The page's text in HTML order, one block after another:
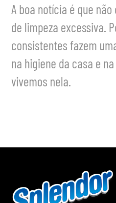
A boa notícia é que
de limpeza excessiva.
consistentes fazem
na higiene da casa e
vivemos nela.